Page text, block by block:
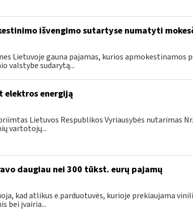
išvengimo sutartyse numatyti
Lietuvoje gauna pajamas, kurios apmokestinamos
valstybe sudarytą...
elektros energiją
Lietuvos Respublikos Vyriausybės nutarimas
vartotojų...
daugiau nei 300 tūkst. eurų pajamų
kad atlikus e.parduotuvės, kurioje prekiaujama
bei įvairia...